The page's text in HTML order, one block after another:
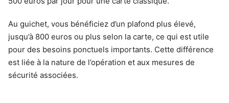
Au guichet, vous bénéficiez d’un plafond plus élevé,
jusqu’à 800 euros ou plus selon la carte, ce qui est utile
pour des besoins ponctuels importants. Cette différence
est liée à la nature de l’opération et aux mesures de
sécurité associées.